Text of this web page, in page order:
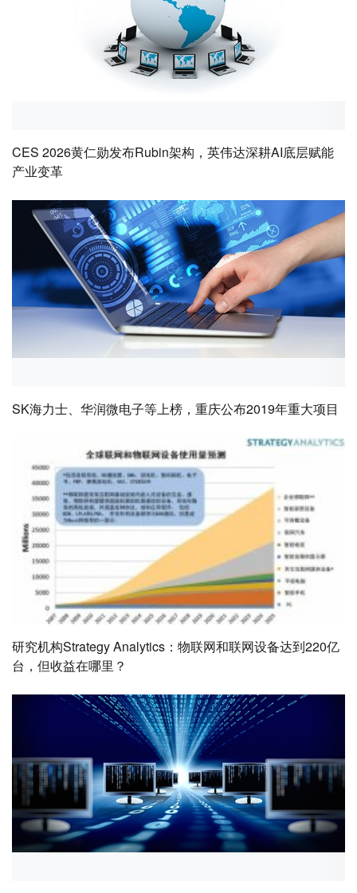
CES 2026黄仁勋发布Rubin架构，英伟达深耕AI底层赋能
产业变革
SK海力士、华润微电子等上榜，重庆公布2019年重大项目
研究机构Strategy Analytics：物联网和联网设备达到220亿
台，但收益在哪里？